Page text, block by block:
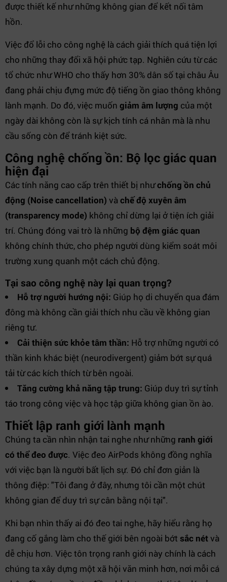
được thiết kế như những không gian để kết nối tâm
hồn.
Việc đổ lỗi cho công nghệ là cách giải thích quá tiện lợi
cho những thay đổi xã hội phức tạp. Nghiên cứu từ các
tổ chức như WHO cho thấy hơn 30% dân số tại châu Âu
đang phải chịu đựng mức độ tiếng ồn giao thông không
lành mạnh. Do đó, việc muốn giảm âm lượng của một
ngày dài không còn là sự kịch tính cá nhân mà là nhu
cầu sống còn để tránh kiệt sức.
Công nghệ chống ồn: Bộ lọc giác quan
hiện đại
Các tính năng cao cấp trên thiết bị nhưchống ồn chủ
động (Noise cancellation) và chế độ xuyên âm
(transparency mode) không chỉ dừng lại ở tiện ích giải
trí. Chúng đóng vai trò là những bộ đệm giác quan
không chính thức, cho phép người dùng kiểm soát môi
trường xung quanh một cách chủ động.
Tại sao công nghệ này lại quan trọng?
Hỗ trợ người hướng nội: Giúp họ di chuyển qua đám
đông mà không cần giải thích nhu cầu về không gian
riêng tư.
Cải thiện sức khỏe tâm thần: Hỗ trợ những người có
thần kinh khác biệt (neurodivergent) giảm bớt sự quá
tải từ các kích thích từ bên ngoài.
Tăng cường khả năng tập trung: Giúp duy trì sự tỉnh
táo trong công việc và học tập giữa không gian ồn ào.
Thiết lập ranh giới lành mạnh
Chúng ta cần nhìn nhận tai nghe như những ranh giới
có thể đeo được. Việc đeo AirPods không đồng nghĩa
với việc bạn là người bất lịch sự. Đó chỉ đơn giản là
thông điệp: "Tôi đang ở đây, nhưng tôi cần một chút
không gian để duy trì sự cân bằng nội tại".
Khi bạn nhìn thấy ai đó đeo tai nghe, hãy hiểu rằng họ
đang cố gắng làm cho thế giới bên ngoài bớt sắc nétvà
dễ chịu hơn. Việc tôn trọng ranh giới này chính là cách
chúng ta xây dựng một xã hội văn minh hơn, nơi mỗi cá